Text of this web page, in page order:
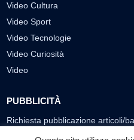
Video Cultura
Video Sport
Video Tecnologie
Video Curiosità
Video
PUBBLICITÀ
Richiesta pubblicazione articoli/